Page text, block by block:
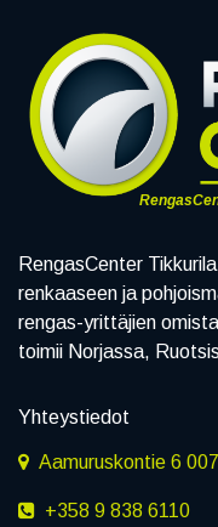
RengasCenter
renkaaseen ja
rengas-yrittäjien
toimii Norjassa,
Yhteystiedot
Aamuruskontie 6
+358 9 838 6110